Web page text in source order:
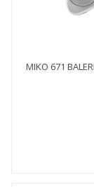
MIKO 671